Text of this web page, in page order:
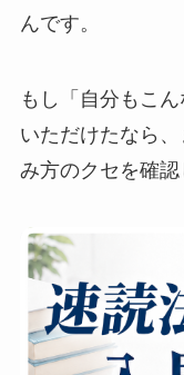
んです。
もし「自分もこ
いただけたなら
み方のクセを確認